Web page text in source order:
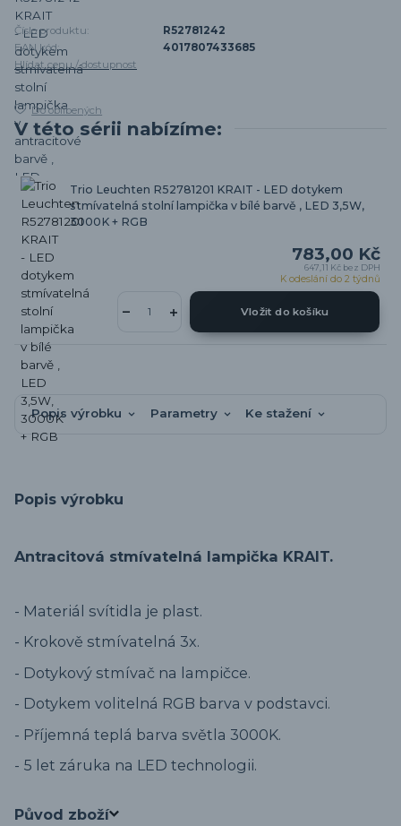
Číslo produktu:
R52781242
EAN kód:
4017807433685
Hlídat cenu / dostupnost
Do oblíbených
V této sérii nabízíme:
Trio Leuchten R52781201 KRAIT - LED dotykem
stmívatelná stolní lampička v bílé barvě , LED 3,5W,
3000K + RGB
783,00 Kč
647,11 Kč bez DPH
K odeslání do 2 týdnů
Vložit do košíku
Popis výrobku Parametry Ke stažení
Popis výrobku
Antracitová stmívatelná lampička KRAIT.
- Materiál svítidla je plast.
- Krokově stmívatelná 3x.
- Dotykový stmívač na lampičce.
- Dotykem volitelná RGB barva v podstavci.
- Příjemná teplá barva světla 3000K.
- 5 let záruka na LED technologii.
Původ zboží